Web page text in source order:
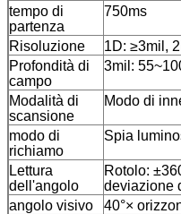
tempo di
partenza
750ms
Risoluzione
1D: ≥3mil,
Profondità di
campo
3mil:
Modalità di
scansione
Modo di
modo di
richiamo
Spia
Lettura
dell'angolo
Rotolo:
deviazione
angolo visivo
40°×